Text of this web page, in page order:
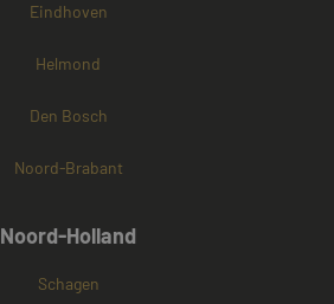
Eindhoven
Helmond
Den Bosch
Noord-Brabant
Noord-Holland
Schagen